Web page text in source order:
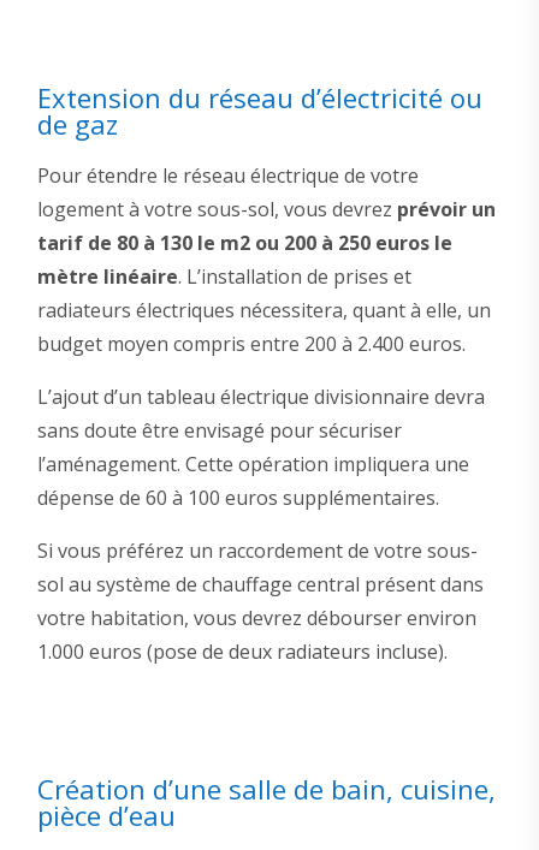
Extension du réseau d’électricité ou
de gaz
Pour étendre le réseau électrique de votre
logement à votre sous-sol, vous devrez prévoir un
tarif de 80 à 130 le m2 ou 200 à 250 euros le
mètre linéaire. L’installation de prises et
radiateurs électriques nécessitera, quant à elle, un
budget moyen compris entre 200 à 2.400 euros.
L’ajout d’un tableau électrique divisionnaire devra
sans doute être envisagé pour sécuriser
l’aménagement. Cette opération impliquera une
dépense de 60 à 100 euros supplémentaires.
Si vous préférez un raccordement de votre sous-
sol au système de chauffage central présent dans
votre habitation, vous devrez débourser environ
1.000 euros (pose de deux radiateurs incluse).
Création d’une salle de bain, cuisine,
pièce d’eau